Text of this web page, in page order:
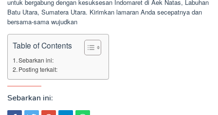
untuk bergabung dengan kesuksesan Indomaret di Aek Natas, Labuhan
Batu Utara, Sumatera Utara. Kirimkan lamaran Anda secepatnya dan
bersama-sama wujudkan
Table of Contents
Sebarkan ini:
Posting terkait:
Sebarkan ini: